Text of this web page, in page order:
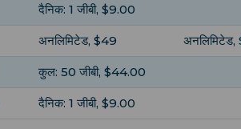
दैनिक: 1 जीबी, $9.00
अनलिमिटेड, $49 अनलिमिटेड,
कुल: 50 जीबी, $44.00
दैनिक: 1 जीबी, $9.00